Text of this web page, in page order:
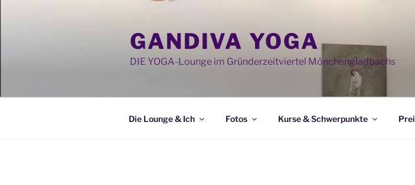
GANDIVA YOGA
DIE YOGA-Lounge im Gründerzeitviertel Mönchengladbachs
Die Lounge & Ich Fotos Kurse & Schwerpunkte